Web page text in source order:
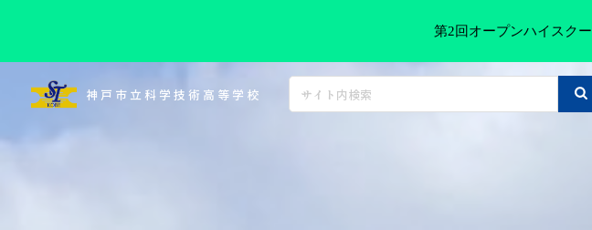
神戸市立科学技術高等学校
第2回オープンハイスク